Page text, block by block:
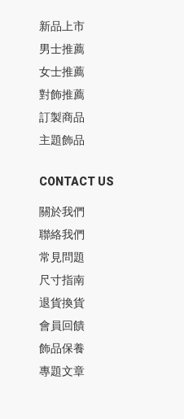
新品上市
男士推薦
女士推薦
對飾推薦
訂製商品
主題飾品
CONTACT US
關於我們
聯絡我們
常見問題
尺寸指南
退貨換貨
會員回饋
飾品保養
專題文章